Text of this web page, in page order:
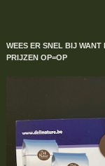
WEES ER SNEL BIJ
PRIJZENOP=OP